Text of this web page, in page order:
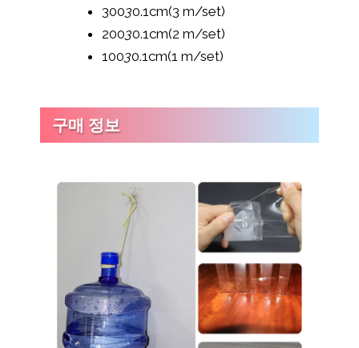
30030.1cm(3 m/set)
20030.1cm(2 m/set)
10030.1cm(1 m/set)
구매 정보